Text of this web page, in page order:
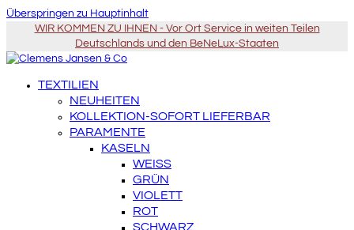
Überspringen zu Hauptinhalt
WIR KOMMEN ZU IHNEN - Vor Ort Service in weiten Teilen
Deutschlands und den BeNeLux-Staaten
TEXTILIEN
NEUHEITEN
KOLLEKTION-SOFORT LIEFERBAR
PARAMENTE
KASELN
WEISS
GRÜN
VIOLETT
ROT
SCHWARZ